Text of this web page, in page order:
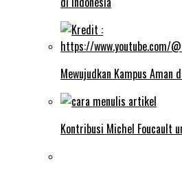
Mewujudkan Kampus Aman
Kontribusi Michel Foucault